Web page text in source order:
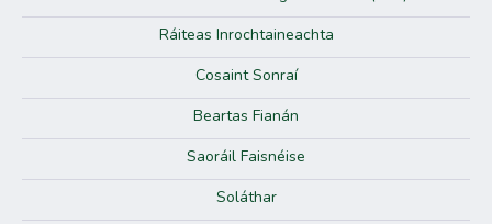
Elena Moldovanu, Bainisteoir Iniúchta, Earnáil
Mark Scully, Bainisteoir Iniúchta, Rannán Tuairiscithe
Ráiteas Inrochtaineachta
Cosaint Sonraí
Beartas Fianán
Saoráil Faisnéise
Soláthar